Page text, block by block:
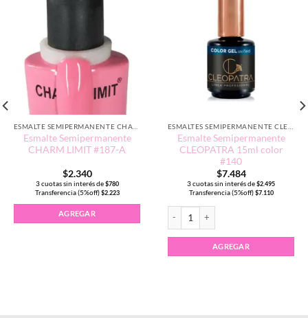
Esmalte Semipermanente
CHARM LIMIT #187-A
$2.340
3 cuotas sin interés de $780
Transferencia (5%off) $2.223
AGREGAR
Esmalte Semipermanente
CLEOPATRA 15ml color
#140
$7.484
3 cuotas sin interés de $2.495
Transferencia (5%off) $7.110
AGREGAR
15ml color #141 cantidad